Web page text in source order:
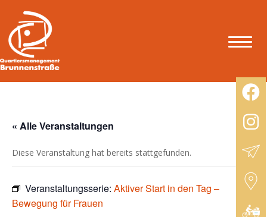
« Alle Veranstaltungen
Diese Veranstaltung hat bereits stattgefunden.
Veranstaltungsserie: Aktiver Start in den Tag –
Bewegung für Frauen